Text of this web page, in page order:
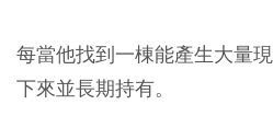
每當他找到一棟能產生大量
下來並長期持有。